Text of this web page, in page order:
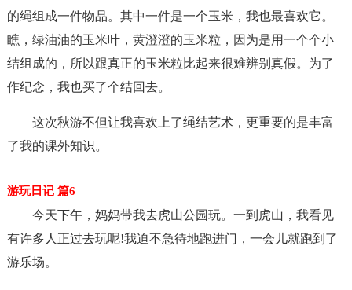
的绳组成一件物品。其中一件是一个玉米，我也最喜欢它。
瞧，绿油油的玉米叶，黄澄澄的玉米粒，因为是用一个个小
结组成的，所以跟真正的玉米粒比起来很难辨别真假。为了
作纪念，我也买了个结回去。
这次秋游不但让我喜欢上了绳结艺术，更重要的是丰富
了我的课外知识。
游玩日记 篇6
今天下午，妈妈带我去虎山公园玩。一到虎山，我看见
有许多人正过去玩呢!我迫不急待地跑进门，一会儿就跑到了
游乐场。